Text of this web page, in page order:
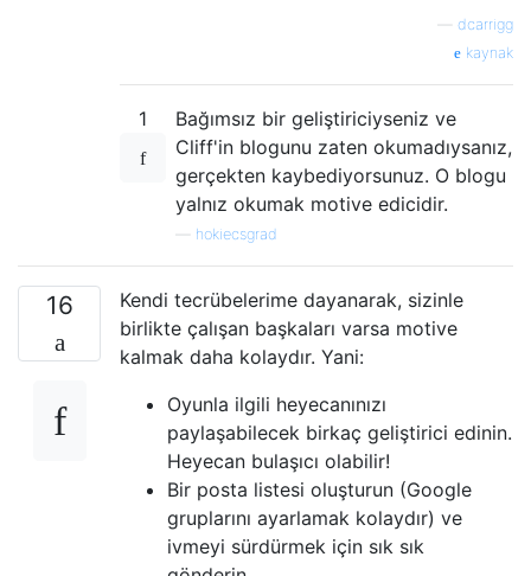
dcarrigg
kaynak
1
Bağımsız bir geliştiriciyseniz ve
Cliff'in blogunu zaten okumadıysanız,
gerçekten kaybediyorsunuz. O blogu
yalnız okumak motive edicidir.
hokiecsgrad
16
Kendi tecrübelerime dayanarak, sizinle
birlikte çalışan başkaları varsa motive
kalmak daha kolaydır. Yani:
Oyunla ilgili heyecanınızı
paylaşabilecek birkaç geliştirici edinin.
Heyecan bulaşıcı olabilir!
Bir posta listesi oluşturun (Google
gruplarını ayarlamak kolaydır) ve
ivmeyi sürdürmek için sık sık